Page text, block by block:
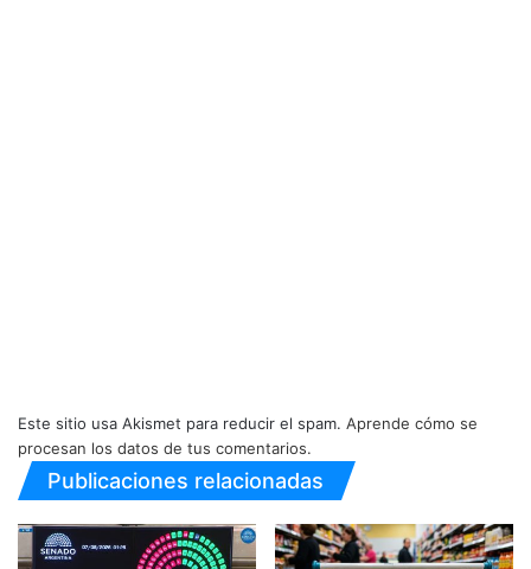
Este sitio usa Akismet para reducir el spam. Aprende cómo se
procesan los datos de tus comentarios.
Publicaciones relacionadas